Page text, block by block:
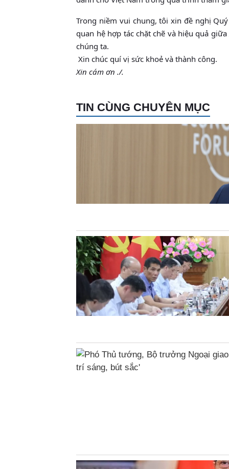
Trong niềm vui chung, tôi xin đề nghị
quan hệ hợp tác chặt chẽ và hiệu quả
chúng ta.
Xin chúc quí vị sức khoẻ và thành công.
Xin cám ơn ./.
TIN CÙNG CHUYÊN MỤC